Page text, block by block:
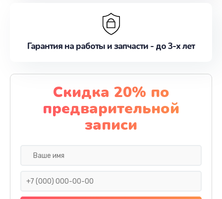
Гарантия на работы и запчасти - до 3-х лет
Скидка 20% по
предварительной
записи